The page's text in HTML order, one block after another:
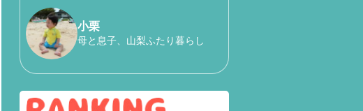
小栗
母と息子、山梨ふたり暮らし